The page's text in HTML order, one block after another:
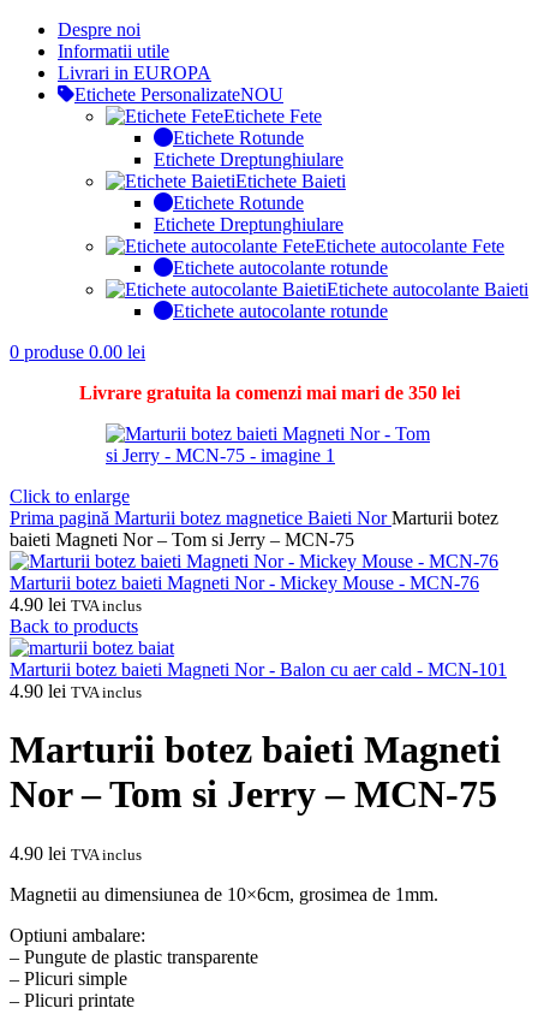
Despre noi
Informatii utile
Livrari in EUROPA
Etichete PersonalizateNOU
Etichete Fete
Etichete Rotunde
Etichete Dreptunghiulare
Etichete Baieti
Etichete Rotunde
Etichete Dreptunghiulare
Etichete autocolante Fete
Etichete autocolante rotunde
Etichete autocolante Baieti
Etichete autocolante rotunde
0 produse 0.00 lei
Livrare gratuita la comenzi mai mari de 350 lei
Click to enlarge
Prima pagină Marturii botez magnetice Baieti NorMarturii botez
baieti Magneti Nor – Tom si Jerry – MCN-75
Marturii botez baieti Magneti Nor - Mickey Mouse - MCN-76
4.90 lei TVA inclus
Back to products
Marturii botez baieti Magneti Nor - Balon cu aer cald - MCN-101
4.90 lei TVA inclus
Marturii botez baieti Magneti
Nor – Tom si Jerry – MCN-75
4.90 lei TVA inclus
Magnetii au dimensiunea de 10×6cm, grosimea de 1mm.
Optiuni ambalare:
– Pungute de plastic transparente
– Plicuri simple
– Plicuri printate